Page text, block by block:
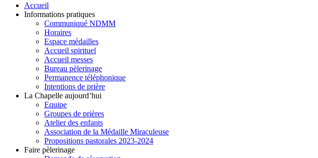
Accueil
Informations pratiques
Communiqué NDMM
Horaires
Espace médailles
Accueil spirituel
Accueil messes
Bureau pèlerinage
Permanence téléphonique
Intentions de prière
La Chapelle aujourd’hui
Equipe
Groupes de prières
Atelier des enfants
Association de la Médaille Miraculeuse
Propositions pastorales 2023-2024
Faire pèlerinage